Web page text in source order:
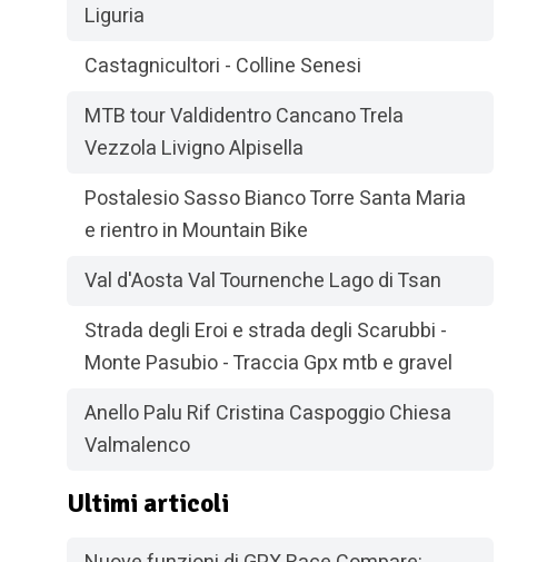
Liguria
Castagnicultori - Colline Senesi
MTB tour Valdidentro Cancano Trela
Vezzola Livigno Alpisella
Postalesio Sasso Bianco Torre Santa Maria
e rientro in Mountain Bike
Val d'Aosta Val Tournenche Lago di Tsan
Strada degli Eroi e strada degli Scarubbi -
Monte Pasubio - Traccia Gpx mtb e gravel
Anello Palu Rif Cristina Caspoggio Chiesa
Valmalenco
Ultimi articoli